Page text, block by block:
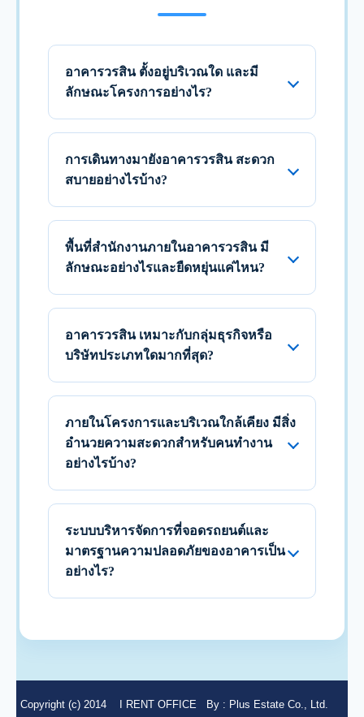
อาคารวรสิน ตั้งอยู่บริเวณใด และมี
ลักษณะโครงการอย่างไร?
การเดินทางมายังอาคารวรสิน สะดวก
สบายอย่างไรบ้าง?
พื้นที่สำนักงานภายในอาคารวรสิน มี
ลักษณะอย่างไรและยืดหยุ่นแค่ไหน?
อาคารวรสิน เหมาะกับกลุ่มธุรกิจหรือ
บริษัทประเภทใดมากที่สุด?
ภายในโครงการและบริเวณใกล้เคียง มีสิ่ง
อำนวยความสะดวกสำหรับคนทำงาน
อย่างไรบ้าง?
ระบบบริหารจัดการที่จอดรถยนต์และ
มาตรฐานความปลอดภัยของอาคารเป็น
อย่างไร?
Copyright (c) 2014 I RENT OFFICE By : Plus Estate Co., Ltd.